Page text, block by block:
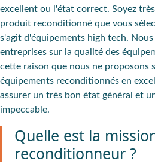
excellent ou l'état correct. Soyez
produit reconditionné que vous
s'agit d'équipements high tech.
entreprises sur la qualité des
cette raison que nous ne proposons
équipements reconditionnés en
assurer un très bon état général et
impeccable.
Quelle est la
reconditionneur ?